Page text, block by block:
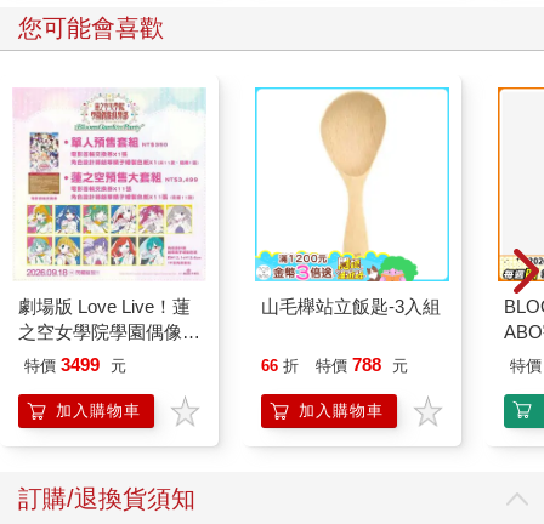
您可能會喜歡
劇場版 Love Live！蓮
之空女學院學園偶像俱
樂部 Bloom Garden
組
特價 3499 元
加入購物車
山毛櫸站立飯匙-3入組
66 折 特價 788 元
加入購物車
特價
訂購/退換貨須知